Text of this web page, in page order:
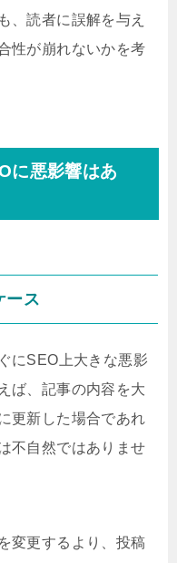
、読者に誤解を与え
性が崩れないかを考
に悪影響はあ
ース
にSEO上大きな悪影
ば、記事の内容を大
更新した場合であれ
不自然ではありませ
変更するより、投稿